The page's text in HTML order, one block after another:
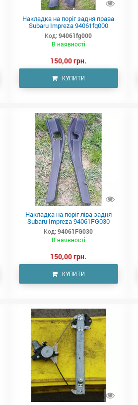
Накладка на поріг задня права
Subaru Impreza 94061fg000
Код: 94061fg000
В наявності
150,00 грн.
КУПИТИ
Накладка на поріг ліва задня
Subaru Impreza 94061FG030
Код: 94061FG030
В наявності
150,00 грн.
КУПИТИ